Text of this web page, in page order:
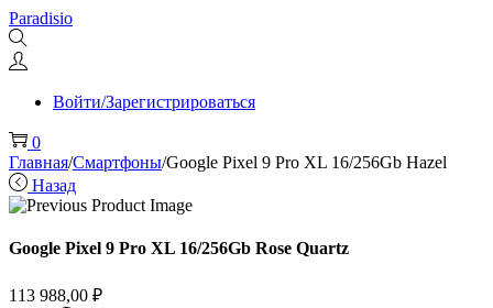
Перейти
к
навигации
Перейти
к
содержимому
Paradisio
Войти/Зарегистрироваться
0
Главная/Смартфоны/Google Pixel 9 Pro XL 16/256Gb Hazel
Назад
Google Pixel 9 Pro XL 16/256Gb Rose Quartz
113 988,00 ₽